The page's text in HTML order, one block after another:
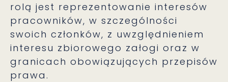
rolą jest reprezentowanie interesów
pracowników, w szczególności
swoich członków, z uwzględnieniem
interesu zbiorowego załogi oraz w
granicach obowiązujących przepisów
prawa.